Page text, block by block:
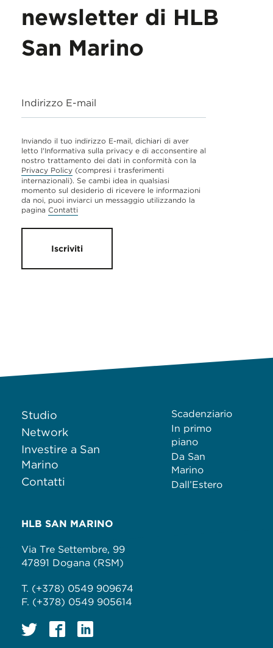
newsletter di HLB
San Marino
Indirizzo E-mail
Inviando il tuo indirizzo E-mail, dichiari di aver
letto l'Informativa sulla privacy e di acconsentire al
nostro trattamento dei dati in conformità con la
Privacy Policy (compresi i trasferimenti
internazionali). Se cambi idea in qualsiasi
momento sul desiderio di ricevere le informazioni
da noi, puoi inviarci un messaggio utilizzando la
pagina Contatti
Iscriviti
Studio
Network
Investire a San
Marino
Contatti
Scadenziario
In primo
piano
Da San
Marino
Dall’Estero
HLB SAN MARINO
Via Tre Settembre, 99
47891 Dogana (RSM)
T. (+378) 0549 909674
F. (+378) 0549 905614